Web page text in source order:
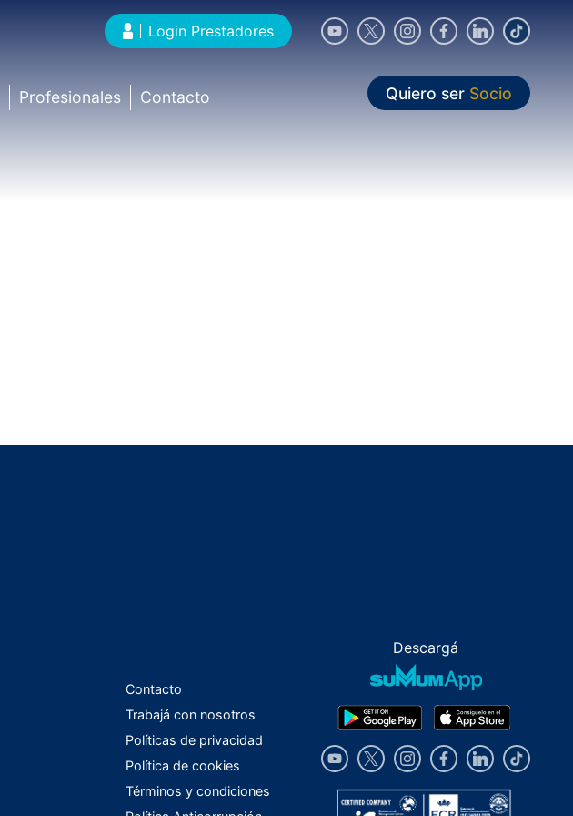
Login Prestadores
Profesionales Contacto Quiero ser Socio
Contacto
Trabajá con nosotros
Políticas de privacidad
Política de cookies
Términos y condiciones
Descargá